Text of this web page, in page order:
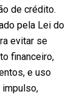
de crédito.
pela Lei do
evitar se
financeiro,
e uso